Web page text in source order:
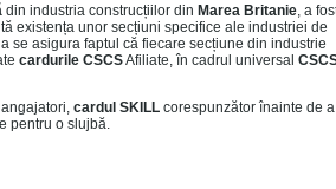
din industria construcțiilor din Marea Britanie, a
existența unor secțiuni specifice ale industriei de
se asigura faptul că fiecare secțiune din industrie
cardurile CSCSAfiliate, în cadrul universal
cardul SKILL corespunzător înainte de a
pentru o slujbă.